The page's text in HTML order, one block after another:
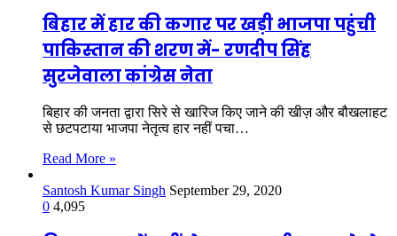
बिहार में हार की कगार पर खड़ी भाजपा पहुंची
पाकिस्तान की शरण में- रणदीप सिंह
सुरजेवाला कांग्रेस नेता
बिहार की जनता द्वारा सिरे से खारिज किए जाने की खीज़ और बौखलाहट
से छटपटाया भाजपा नेतृत्व हार नहीं पचा…
Read More »
Santosh Kumar Singh September 29, 2020
0 4,095